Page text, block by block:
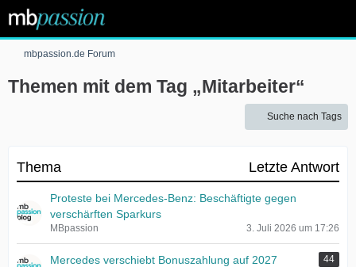
mbpassion.de Forum
Themen mit dem Tag „Mitarbeiter“
Suche nach Tags
Thema Letzte Antwort
Proteste bei Mercedes-Benz: Beschäftigte gegen
verschärften Sparkurs
MBpassion 3. Juli 2026 um 17:26
Mercedes verschiebt Bonuszahlung auf 2027
44